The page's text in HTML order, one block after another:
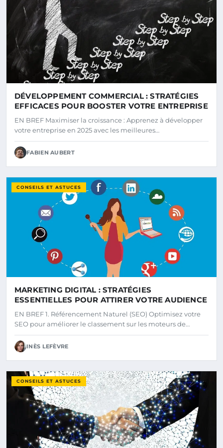
DÉVELOPPEMENT COMMERCIAL : STRATÉGIES
EFFICACES POUR BOOSTER VOTRE ENTREPRISE
EN BREF Maximiser la croissance : Apprenez à développer
votre entreprise en 2025 avec les meilleures…
FABIEN AUBERT
CONSEILS ET ASTUCES
MARKETING DIGITAL : STRATÉGIES
ESSENTIELLES POUR ATTIRER VOTRE AUDIENCE
EN BREF 1. Référencement Naturel (SEO) Optimisez votre
SEO pour améliorer le classement sur les moteurs de…
INÈS LEFÈVRE
CONSEILS ET ASTUCES